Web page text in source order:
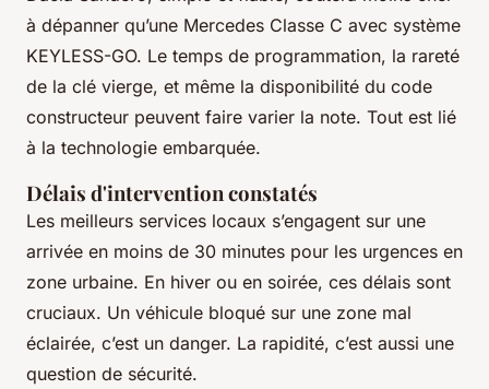
à dépanner qu’une Mercedes Classe C avec système
KEYLESS-GO. Le temps de programmation, la rareté
de la clé vierge, et même la disponibilité du code
constructeur peuvent faire varier la note. Tout est lié
à la technologie embarquée.
Délais d'intervention constatés
Les meilleurs services locaux s’engagent sur une
arrivée en moins de 30 minutes pour les urgences en
zone urbaine. En hiver ou en soirée, ces délais sont
cruciaux. Un véhicule bloqué sur une zone mal
éclairée, c’est un danger. La rapidité, c’est aussi une
question de sécurité.